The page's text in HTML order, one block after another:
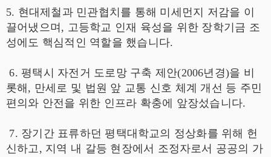
5. 현대제철과 민관협치를 통해 미세먼지 저감을 이
끌어냈으며, 고등학교 인재 육성을 위한 장학기금 조
성에도 핵심적인 역할을 했습니다.
6. 평택시 자전거 도로망 구축 제안(2006년경)을 비
롯해, 만세로 및 법원 앞 교통 신호 체계 개선 등 주민
편의와 안전을 위한 인프라 확충에 앞장섰습니다.
7. 장기간 표류하던 평택대학교의 정상화를 위해 헌
신하고, 지역 내 갈등 현장에서 조정자로서 공공의 가